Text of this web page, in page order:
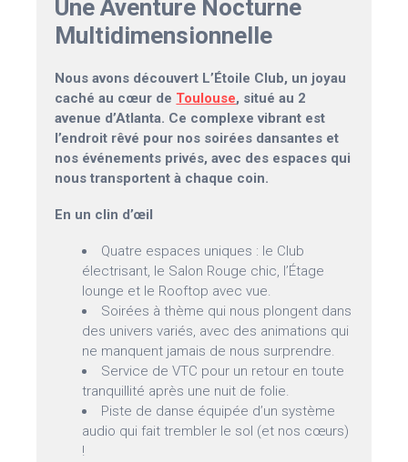
Une Aventure Nocturne
Multidimensionnelle
Nous avons découvert L’Étoile Club, un joyau
caché au cœur de Toulouse, situé au 2
avenue d’Atlanta. Ce complexe vibrant est
l’endroit rêvé pour nos soirées dansantes et
nos événements privés, avec des espaces qui
nous transportent à chaque coin.
En un clin d’œil
Quatre espaces uniques : le Club
électrisant, le Salon Rouge chic, l’Étage
lounge et le Rooftop avec vue.
Soirées à thème qui nous plongent dans
des univers variés, avec des animations qui
ne manquent jamais de nous surprendre.
Service de VTC pour un retour en toute
tranquillité après une nuit de folie.
Piste de danse équipée d’un système
audio qui fait trembler le sol (et nos cœurs)
!